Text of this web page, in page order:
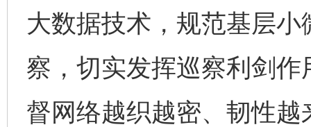
大数据技术，规范基层
察，切实发挥巡察利剑
督网络越织越密、韧性越